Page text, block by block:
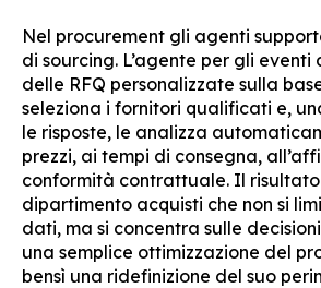
Nel procurement gli agenti
di sourcing. L’agente per gli
delle RFQ personalizzate sulla
seleziona i fornitori qualificati e,
le risposte, le analizza
prezzi, ai tempi di consegna,
conformità contrattuale. Il risultato
dipartimento acquisti che non si
dati, ma si concentra sulle
una semplice ottimizzazione del
bensì una ridefinizione del suo